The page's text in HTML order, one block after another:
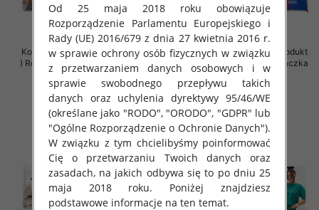
Komplet damskie (Polska produkt
) Roz Standard , Mix Kolor Paczka
5 szt
57.00 zł
szczegóły
Komplet damskie (Polska produkt
) Roz Standard , Mix Kolor Paczka
5 szt
65.00 zł
szczegóły
Od 25 maja 2018 roku obowiązuje
Rozporządzenie Parlamentu Europejskiego i
Rady (UE) 2016/679 z dnia 27 kwietnia 2016 r.
w sprawie ochrony osób fizycznych w związku
z przetwarzaniem danych osobowych i w
sprawie swobodnego przepływu takich
danych oraz uchylenia dyrektywy 95/46/WE
(określane jako "RODO", "ORODO", "GDPR" lub
"Ogólne Rozporządzenie o Ochronie Danych").
W związku z tym chcielibyśmy poinformować
Cię o przetwarzaniu Twoich danych oraz
zasadach, na jakich odbywa się to po dniu 25
maja 2018 roku. Poniżej znajdziesz
podstawowe informacje na ten temat.